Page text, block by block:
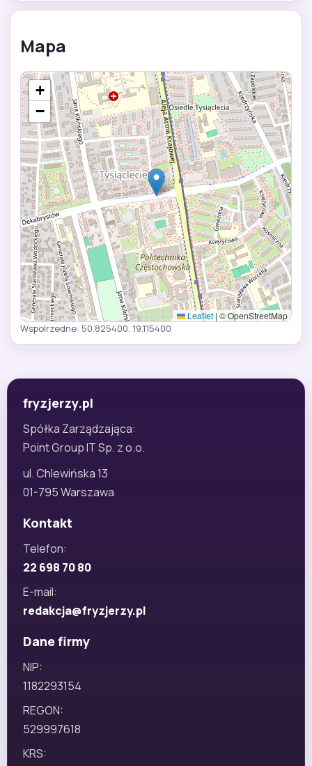
Mapa
+
−
Leaflet | © OpenStreetMap
Wspolrzedne: 50.825400, 19.115400
fryzjerzy.pl
Spółka Zarządzająca:
Point Group IT Sp. z o.o.
ul. Chlewińska 13
01-795 Warszawa
Kontakt
Telefon:
22 698 70 80
E-mail:
redakcja@fryzjerzy.pl
Dane firmy
NIP:
1182293154
REGON:
529997618
KRS: